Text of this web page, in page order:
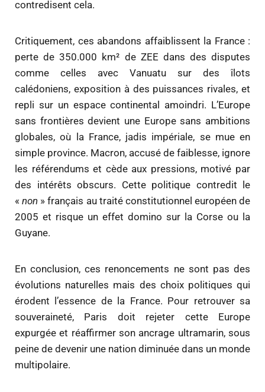
contredisent cela.
Critiquement, ces abandons affaiblissent la France :
perte de 350.000 km² de ZEE dans des disputes
comme celles avec Vanuatu sur des îlots
calédoniens, exposition à des puissances rivales, et
repli sur un espace continental amoindri. L’Europe
sans frontières devient une Europe sans ambitions
globales, où la France, jadis impériale, se mue en
simple province. Macron, accusé de faiblesse, ignore
les référendums et cède aux pressions, motivé par
des intérêts obscurs. Cette politique contredit le
«non » français au traité constitutionnel européen de
2005 et risque un effet domino sur la Corse ou la
Guyane.
En conclusion, ces renoncements ne sont pas des
évolutions naturelles mais des choix politiques qui
érodent l’essence de la France. Pour retrouver sa
souveraineté, Paris doit rejeter cette Europe
expurgée et réaffirmer son ancrage ultramarin, sous
peine de devenir une nation diminuée dans un monde
multipolaire.